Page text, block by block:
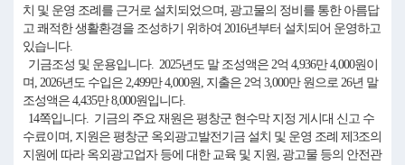
치 및 운영 조례를 근거로 설치되었으며, 광고물의 정비를 통한 아름답
고 쾌적한 생활환경을 조성하기 위하여 2016년부터 설치되어 운영하고
있습니다.
기금조성 및 운용입니다. 2025년도 말 조성액은 2억 4,936만 4,000원이
며, 2026년도 수입은 2,499만 4,000원, 지출은 2억 3,000만 원으로 26년 말
조성액은 4,435만 8,000원입니다.
14쪽입니다. 기금의 주요 재원은 평창군 현수막 지정 게시대 신고 수
수료이며, 지원은 평창군 옥외광고발전기금 설치 및 운영 조례 제3조의
지원에 따라 옥외광고업자 등에 대한 교육 및 지원, 광고물 등의 안전관